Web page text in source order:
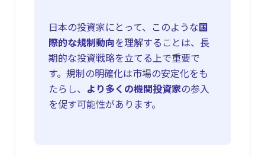
日本の投資家にとって、このような国
際的な規制動向を理解することは、長
期的な投資戦略を立てる上で重要で
す。規制の明確化は市場の安定化をも
たらし、 より多くの機関投資家の参入
を促す可能性があります。